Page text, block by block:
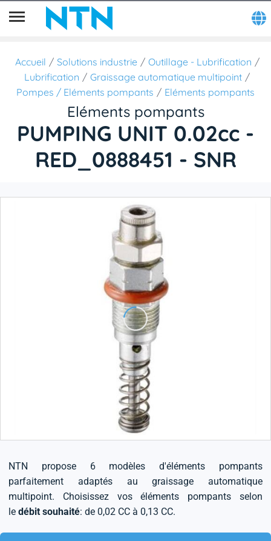
Accueil Solutions industrie
Outillage - Lubrification
Lubrification
Graissage automatique multipoint
Pompes / Eléments pompants
Eléments pompants
Eléments pompants
PUMPING UNIT 0.02cc -
RED_0888451 - SNR
NTN propose 6 modèles d'éléments pompants
parfaitement adaptés au graissage automatique
multipoint. Choisissez vos éléments pompants selon
le débit souhaité: de 0,02 CC à 0,13 CC.